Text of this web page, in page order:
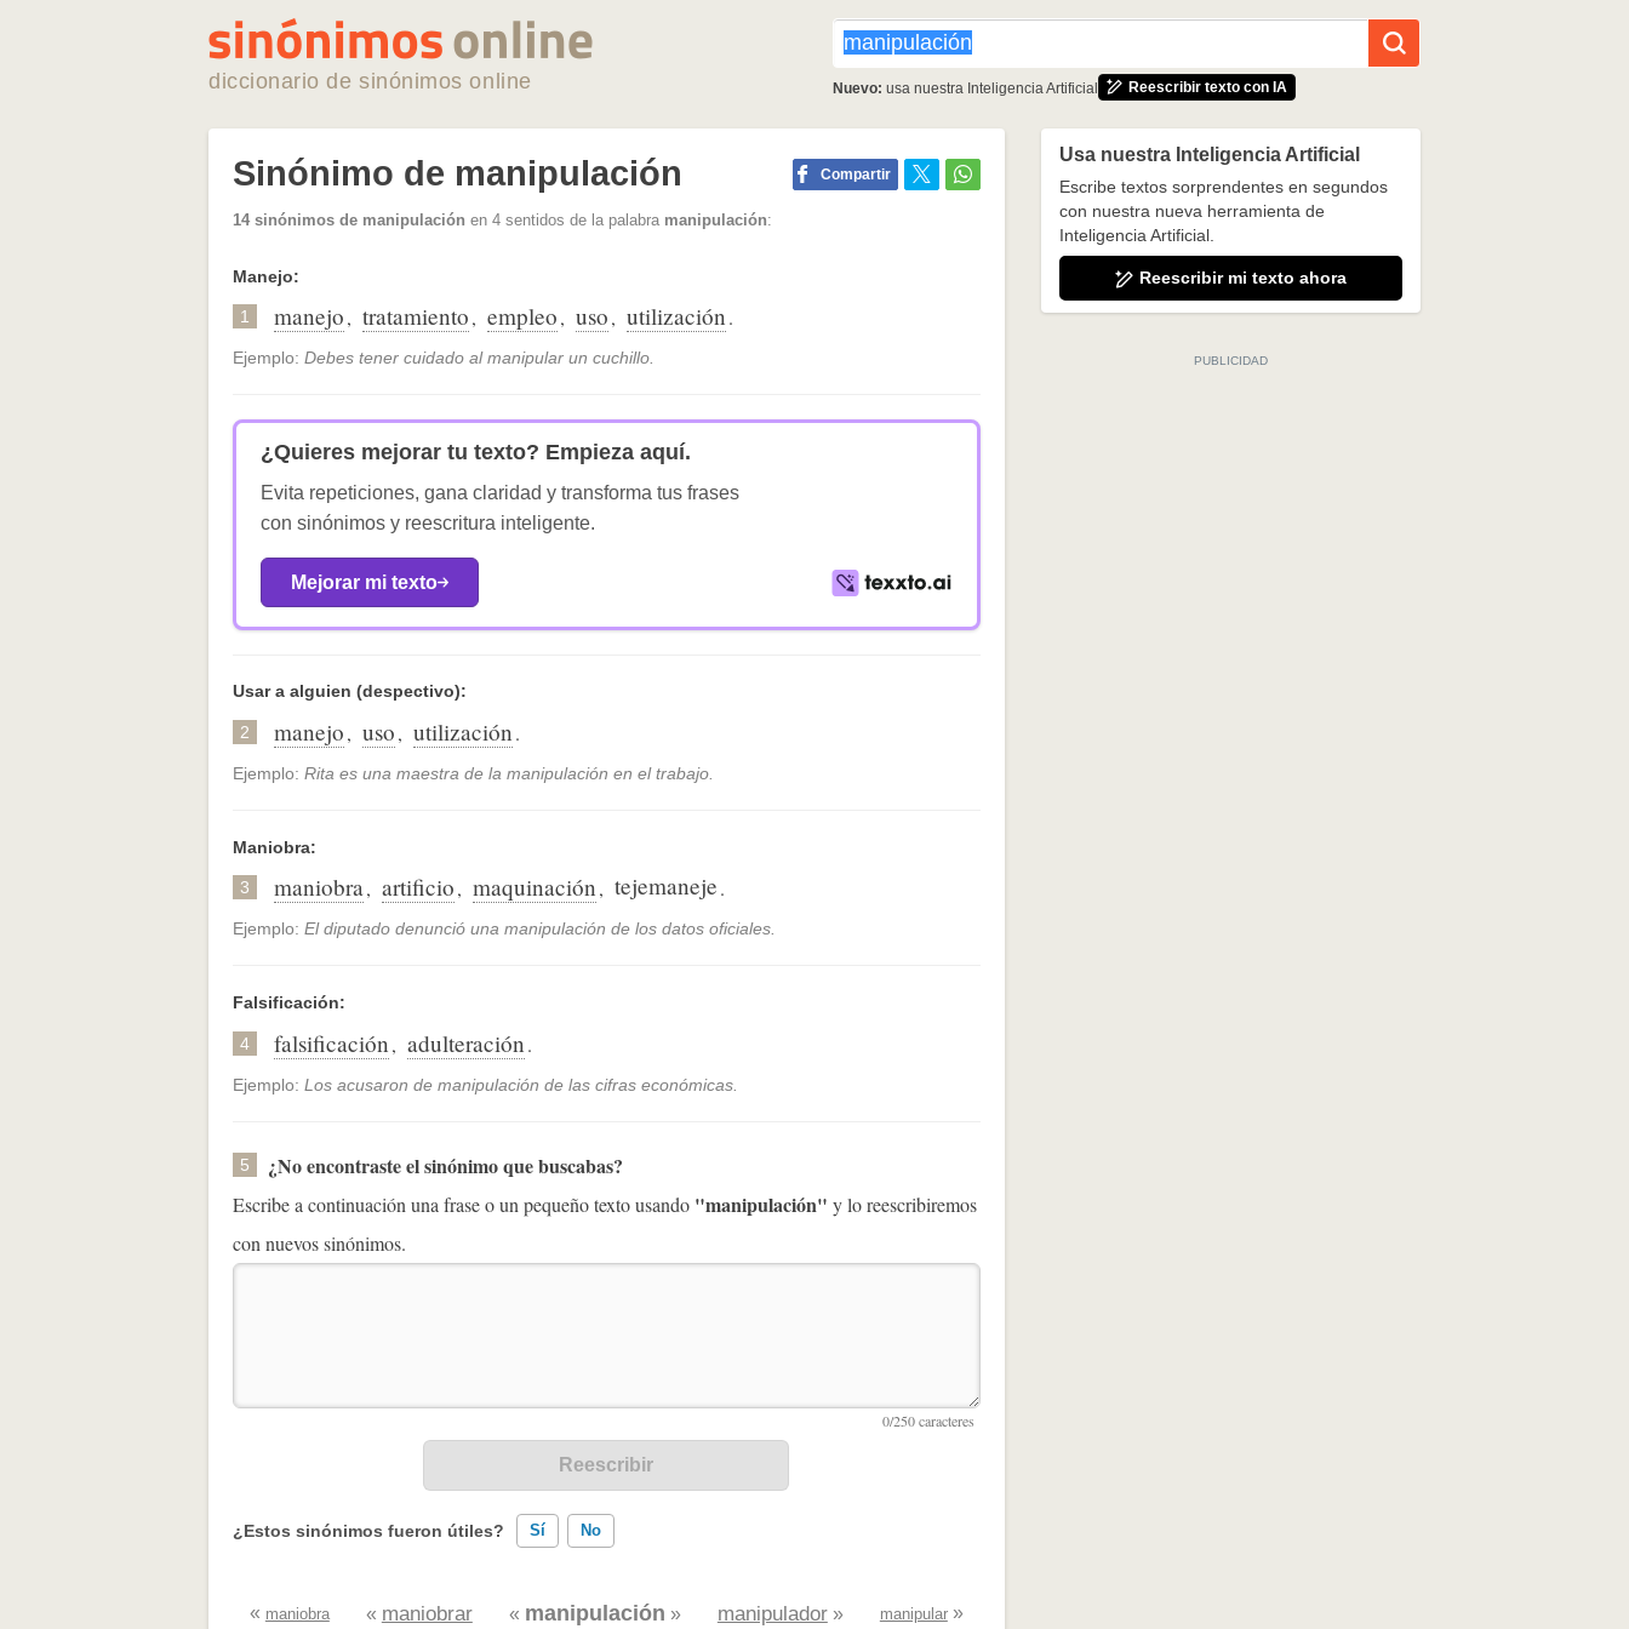
diccionario de sinónimos online Nuevo: usa nuestra Inteligencia Artificial Reescribir texto con IA
Sinónimo de manipulación Compartir
14 sinónimos de manipulación en 4 sentidos de la palabra manipulación:
Manejo:
1 manejo, tratamiento, empleo, uso, utilización.
Ejemplo: Debes tener cuidado al manipular un cuchillo.
¿Quieres mejorar tu texto? Empieza aquí.
Evita repeticiones, gana claridad y transforma tus frases
con sinónimos y reescritura inteligente.
Mejorar mi texto
Usar a alguien (despectivo):
2 manejo, uso, utilización.
Ejemplo: Rita es una maestra de la manipulación en el trabajo.
Maniobra:
3 maniobra, artificio, maquinación, tejemaneje.
Ejemplo: El diputado denunció una manipulación de los datos oficiales.
Falsificación:
4 falsificación, adulteración.
Ejemplo: Los acusaron de manipulación de las cifras económicas.
5 ¿No encontraste el sinónimo que buscabas?
Escribe a continuación una frase o un pequeño texto usando "manipulación" y lo reescribiremos
con nuevos sinónimos.
¿Estos sinónimos fueron útiles? Sí No
Existen sinónimos incorrectos
« maniobra « maniobrar « manipulación » manipulador» manipular»
Usa nuestra Inteligencia Artificial
Escribe textos sorprendentes en segundos
con nuestra nueva herramienta de
Inteligencia Artificial.
Reescribir mi texto ahora